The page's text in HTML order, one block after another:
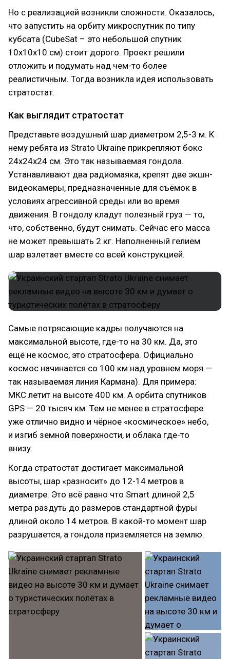
Но с реализацией возникли сложности. Оказалось,
что запустить на орбиту микроспутник по типу
кубсата (CubeSat – это небольшой спутник
10х10х10 см) стоит дорого. Проект решили
отложить и подумать над чем-то более
реалистичным. Тогда возникла идея использовать
стратостат.
Как выглядит стратостат
Представьте воздушный шар диаметром 2,5-3 м. К
нему ребята из Strato Ukraine прикрепляют бокс
24х24х24 см. Это так называемая гондола.
Устанавливают два радиомаяка, крепят две экшн-
видеокамеры, предназначенные для съёмок в
условиях агрессивной среды или во время
движения. В гондолу кладут полезный груз — то,
что, собственно, будут снимать. Сейчас его масса
не может превышать 2 кг. Наполненный гелием
шар взлетает вместе со всей конструкцией.
Самые потрясающие кадры получаются на
максимальной высоте, где-то на 30 км. Да, это
ещё не космос, это стратосфера. Официально
космос начинается со 100 км над уровнем моря —
так называемая линия Кармана). Для примера:
МКС летит на высоте 400 км. А орбита спутников
GPS — 20 тысяч км. Тем не менее в стратосфере
уже отлично видно и чёрное «космическое» небо,
и изгиб земной поверхности, и облака где-то
внизу.
Когда стратостат достигает максимальной
высоты, шар «разносит» до 12-14 метров в
диаметре. Это всё равно что Smart длиной 2,5
метра раздуть до размеров стандартной фуры
длиной около 14 метров. В какой-то момент шар
разрушается, а гондола приземляется на землю.